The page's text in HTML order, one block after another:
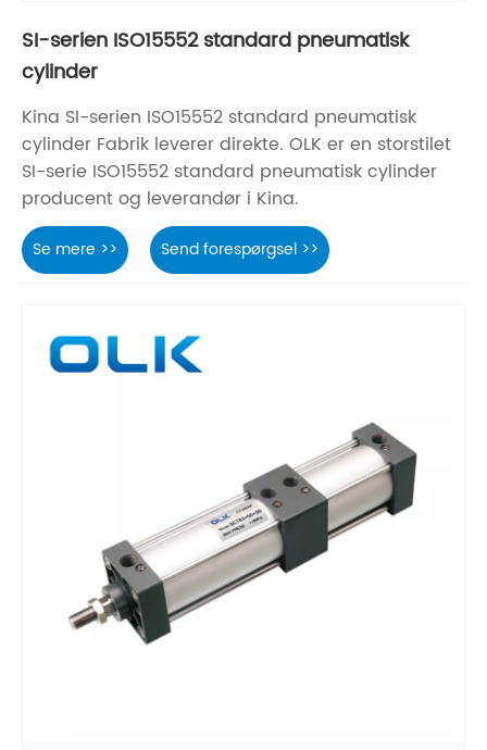
SI-serien ISO15552 standard pneumatisk
cylinder
Kina SI-serien ISO15552 standard pneumatisk
cylinder Fabrik leverer direkte. OLK er en storstilet
SI-serie ISO15552 standard pneumatisk cylinder
producent og leverandør i Kina.
Se mere >> Send forespørgsel >>